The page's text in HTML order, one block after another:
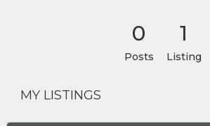
0
Posts
1
Listing
MY LISTINGS